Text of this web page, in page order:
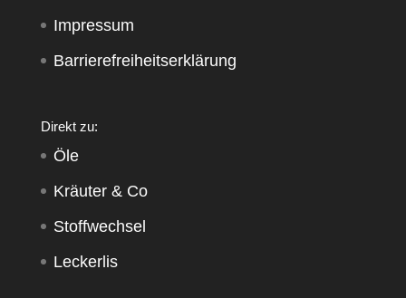
Impressum
Barrierefreiheitserklärung
Direkt zu:
Öle
Kräuter & Co
Stoffwechsel
Leckerlis